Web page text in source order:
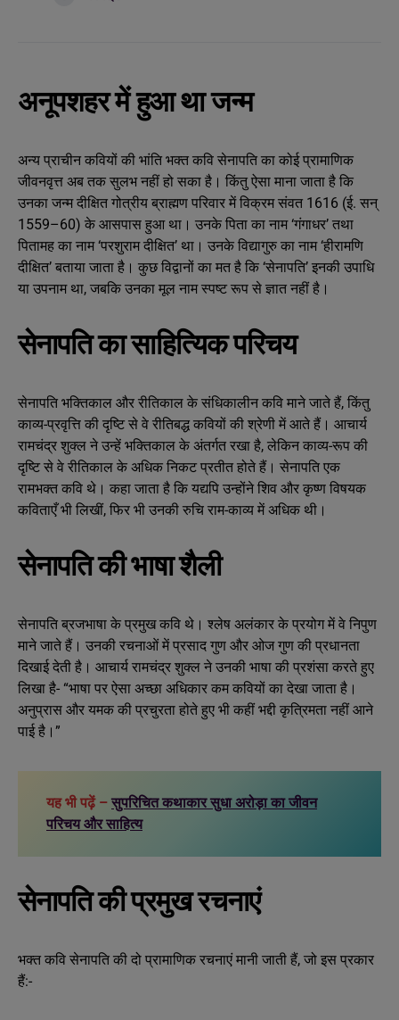
अनूपशहर में हुआ था जन्म
अन्य प्राचीन कवियों की भांति भक्त कवि सेनापति का कोई प्रामाणिक
जीवनवृत्त अब तक सुलभ नहीं हो सका है। किंतु ऐसा माना जाता है कि
उनका जन्म दीक्षित गोत्रीय ब्राह्मण परिवार में विक्रम संवत 1616 (ई. सन्
1559–60) के आसपास हुआ था। उनके पिता का नाम ‘गंगाधर’ तथा
पितामह का नाम ‘परशुराम दीक्षित’ था। उनके विद्यागुरु का नाम ‘हीरामणि
दीक्षित’ बताया जाता है। कुछ विद्वानों का मत है कि ‘सेनापति’ इनकी उपाधि
या उपनाम था, जबकि उनका मूल नाम स्पष्ट रूप से ज्ञात नहीं है।
सेनापति का साहित्यिक परिचय
सेनापति भक्तिकाल और रीतिकाल के संधिकालीन कवि माने जाते हैं, किंतु
काव्य-प्रवृत्ति की दृष्टि से वे रीतिबद्ध कवियों की श्रेणी में आते हैं। आचार्य
रामचंद्र शुक्ल ने उन्हें भक्तिकाल के अंतर्गत रखा है, लेकिन काव्य-रूप की
दृष्टि से वे रीतिकाल के अधिक निकट प्रतीत होते हैं। सेनापति एक
रामभक्त कवि थे। कहा जाता है कि यद्यपि उन्होंने शिव और कृष्ण विषयक
कविताएँ भी लिखीं, फिर भी उनकी रुचि राम-काव्य में अधिक थी।
सेनापति की भाषा शैली
सेनापति ब्रजभाषा के प्रमुख कवि थे। श्लेष अलंकार के प्रयोग में वे निपुण
माने जाते हैं। उनकी रचनाओं में प्रसाद गुण और ओज गुण की प्रधानता
दिखाई देती है। आचार्य रामचंद्र शुक्ल ने उनकी भाषा की प्रशंसा करते हुए
लिखा है- “भाषा पर ऐसा अच्छा अधिकार कम कवियों का देखा जाता है।
अनुप्रास और यमक की प्रचुरता होते हुए भी कहीं भद्दी कृत्रिमता नहीं आने
पाई है।”
यह भी पढ़ें – सुपरिचित कथाकार सुधा अरोड़ा का जीवन
परिचय और साहित्य
सेनापति की प्रमुख रचनाएं
भक्त कवि सेनापति की दो प्रामाणिक रचनाएं मानी जाती हैं, जो इस प्रकार
हैं:-